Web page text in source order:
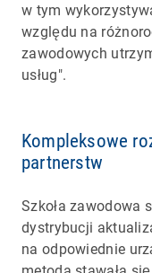
w tym
względu na
zawodowych
usług".
Kompleksowe
partnerstw
Szkoła zawodowa
dystrybucji
na odpowiednie